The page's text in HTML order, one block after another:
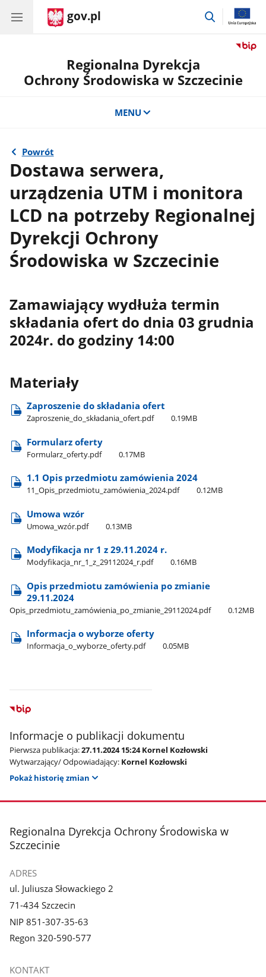
gov.pl
przejdź
Regionalna Dyrekcja
Ochrony Środowiska w Szczecinie
MENU
Powrót
Dostawa serwera,
urządzenia UTM i monitora
LCD na potrzeby Regionalnej
Dyrekcji Ochrony
Środowiska w Szczecinie
Zamawiający wydłuża termin
składania ofert do dnia 03 grudnia
2024r. do godziny 14:00
Materiały
Zaproszenie do składania ofert
Zaproszenie​_do​_składania​_ofert.pdf 0.19MB
Formularz oferty
Formularz​_oferty.pdf 0.17MB
1.1 Opis przedmiotu zamówienia 2024
11​_Opis​_przedmiotu​_zamówienia​_2024.pdf 0.12MB
Umowa wzór
Umowa​_wzór.pdf 0.13MB
Modyfikacja nr 1 z 29.11.2024 r.
Modyfikacja​_nr​_1​_z​_29112024​_r.pdf 0.16MB
Opis przedmiotu zamówienia po zmianie
29.11.2024
Opis​_przedmiotu​_zamówienia​_po​_zmianie​_29112024.pdf 0.12MB
Informacja o wyborze oferty
Informacja​_o​_wyborze​_oferty.pdf 0.05MB
Informacje o publikacji dokumentu
Pierwsza publikacja:27.11.2024 15:24 Kornel Kozłowski
Wytwarzający/ Odpowiadający: Kornel Kozłowski
Pokaż historię zmian
stopka
Regionalna Dyrekcja Ochrony Środowiska w
Szczecinie
ADRES
ul. Juliusza Słowackiego 2
71-434 Szczecin
NIP 851-307-35-63
Regon 320-590-577
KONTAKT